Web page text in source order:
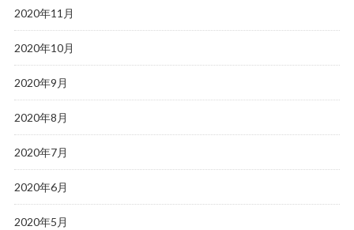
2020年11月
2020年10月
2020年9月
2020年8月
2020年7月
2020年6月
2020年5月